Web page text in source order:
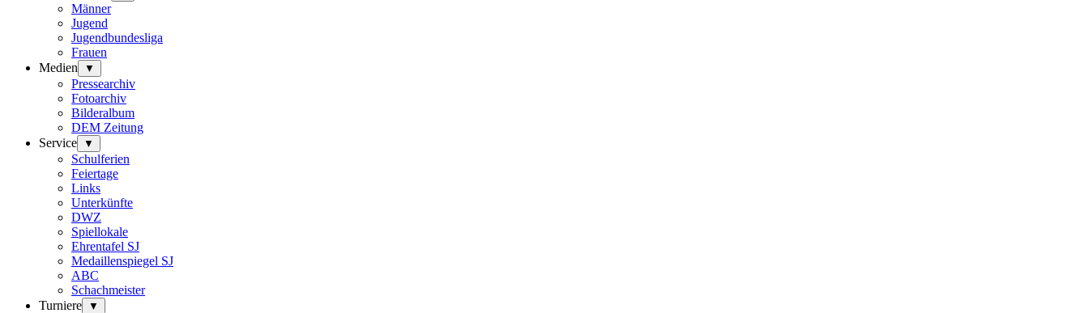
Männer
Jugend
Jugendbundesliga
Frauen
Medien
▼
Pressearchiv
Fotoarchiv
Bilderalbum
DEM Zeitung
Service
▼
Schulferien
Feiertage
Links
Unterkünfte
DWZ
Spiellokale
Ehrentafel SJ
Medaillenspiegel SJ
ABC
Schachmeister
Turniere
▼